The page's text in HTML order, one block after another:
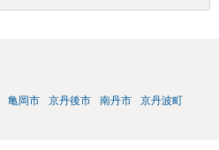
亀岡市 京丹後市 南丹市
京丹波町